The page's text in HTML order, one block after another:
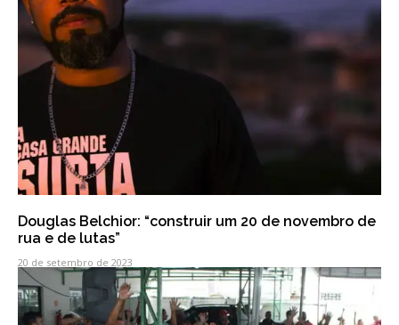
Douglas Belchior: “construir um 20 de novembro de
rua e de lutas”
20 de setembro de 2023